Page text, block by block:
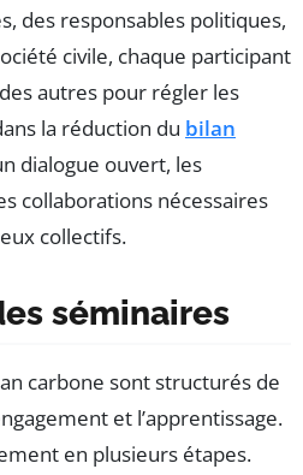
des responsables politiques,
civile, chaque participant
autres pour régler les
la réduction du bilan
dialogue ouvert, les
collaborations nécessaires
collectifs.
séminaires
carbone sont structurés de
et l’apprentissage.
en plusieurs étapes.